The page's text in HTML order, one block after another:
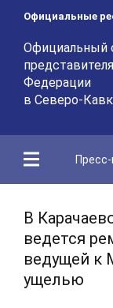
Официальные
Официальный
Федерации
в Северо-
В
ведется
ведущей к
ущелью